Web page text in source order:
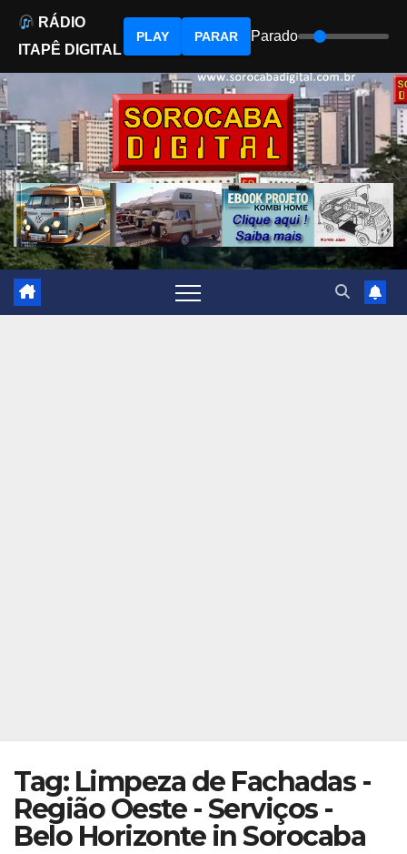
to
content
Tag: Limpeza de Fachadas -
Região Oeste - Serviços -
Belo Horizonte in Sorocaba
RÁDIO
ITAPÊ DIGITAL
PLAY PARAR Parado